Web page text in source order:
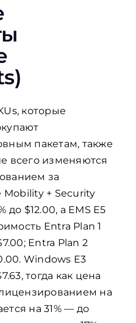
которые
пакетам, также
всего изменяются
за
Mobility + Security
до $12.00, а EMS E5
Entra Plan 1
Entra Plan 2
Windows E3
тогда как цена
на
на 31% — до